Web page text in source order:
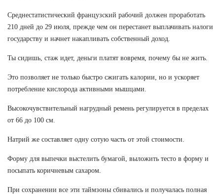
Среднестатистический французский рабочий должен проработать
210 дней до 29 июля, прежде чем он перестанет выплачивать налоги
государству и начнет накапливать собственный доход.
Ты сидишь, стаж идет, деньги платят вовремя, почему бы не жить.
Это позволяет не только быстро сжигать калории, но и ускоряет
потребление кислорода активными мышцами.
Высокочувствительный нагрудный ремень регулируется в пределах
от 66 до 100 см.
Натрий же составляет одну сотую часть от этой стоимости.
Форму для выпечки выстелить бумагой, выложить тесто в форму и
посыпать коричневым сахаром.
При сохранении все эти таймзоны сбивались и получалась полная